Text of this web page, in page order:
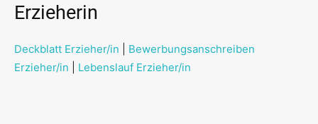
Erzieherin
Deckblatt Erzieher/in
Bewerbungsanschreiben
Erzieher/in
Lebenslauf Erzieher/in